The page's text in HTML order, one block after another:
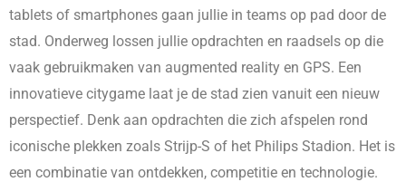
tablets of smartphones gaan jullie in teams op pad door de
stad. Onderweg lossen jullie opdrachten en raadsels op die
vaak gebruikmaken van augmented reality en GPS. Een
innovatieve citygame laat je de stad zien vanuit een nieuw
perspectief. Denk aan opdrachten die zich afspelen rond
iconische plekken zoals Strijp-S of het Philips Stadion. Het is
een combinatie van ontdekken, competitie en technologie.